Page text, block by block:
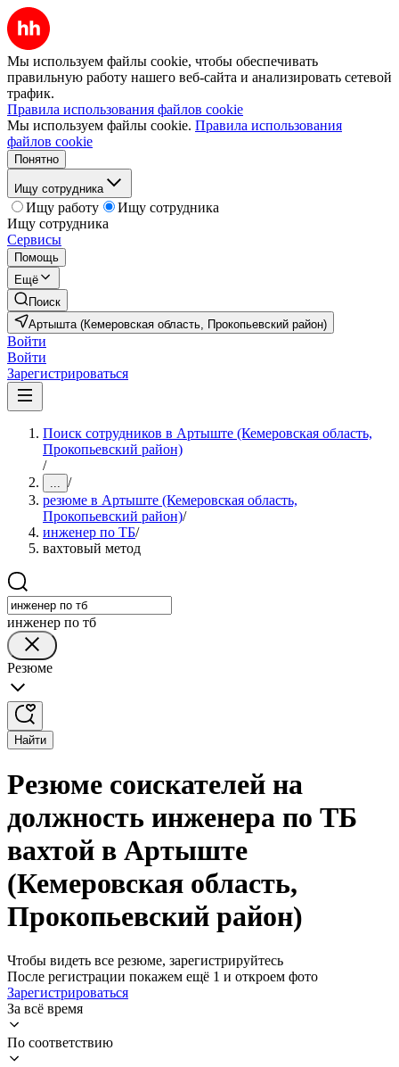
Мы используем файлы cookie, чтобы обеспечивать
правильную работу нашего веб-сайта и анализировать сетевой
трафик.
Правила использования файлов cookie
Мы используем файлы cookie. Правила использования
файлов cookie
Понятно
Ищу сотрудника
Ищу работу
Ищу сотрудника
Ищу сотрудника
Сервисы
Помощь
Ещё
Поиск
Артышта (Кемеровская область, Прокопьевский район)
Войти
Войти
Зарегистрироваться
Поиск сотрудников в Артыште (Кемеровская область,
Прокопьевский район)
/
... /
резюме в Артыште (Кемеровская область,
Прокопьевский район)/
инженер по ТБ/
вахтовый метод
инженер по тб
Резюме
Найти
Резюме соискателей на
должность инженера по ТБ
вахтой в Артыште
(Кемеровская область,
Прокопьевский район)
Чтобы видеть все резюме, зарегистрируйтесь
После регистрации покажем ещё 1 и откроем фото
Зарегистрироваться
За всё время
По соответствию